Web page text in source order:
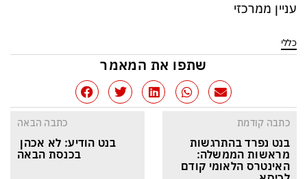
עניין ממרכזי
כללי
שתפו את המאמר
כתבה קודמת
בנט נפרד בהתרגשות
מראשות הממשלה:
האינטרס הלאומי קודם
כתבה הבאה
בנט הודיע: לא אכהן
בכנסת הבאה